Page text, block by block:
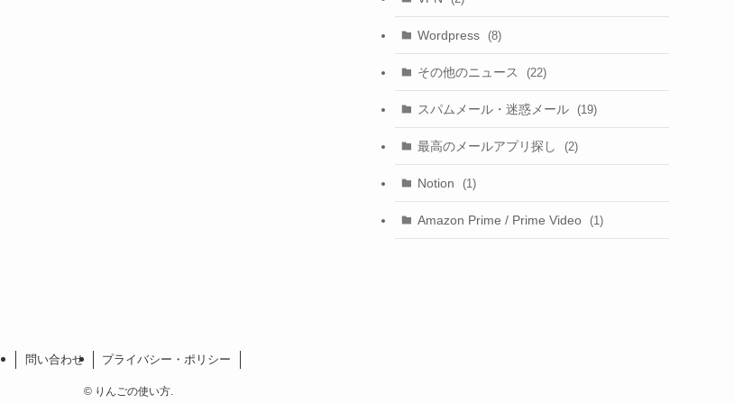
Wordpress (8)
その他のニュース (22)
スパムメール・迷惑メール (19)
最高のメールアプリ探し (2)
Notion (1)
Amazon Prime / Prime Video (1)
問い合わせ プライバシー・ポリシー
©りんごの使い方.